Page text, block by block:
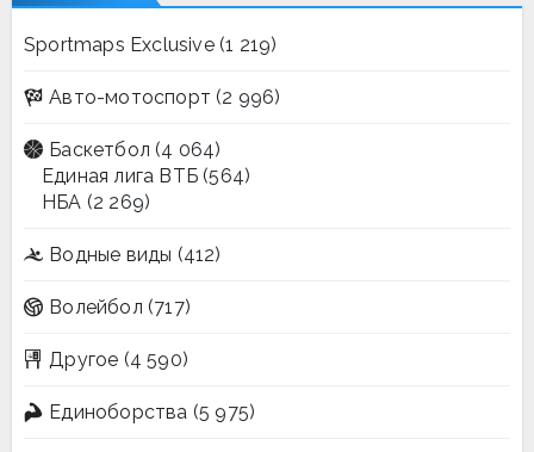
Sportmaps Exclusive(1 219)
Авто-мотоспорт (2 996)
Баскетбол (4 064)
Единая лига ВТБ (564)
НБА (2 269)
Водные виды (412)
Волейбол (717)
Другое (4 590)
Единоборства (5 975)